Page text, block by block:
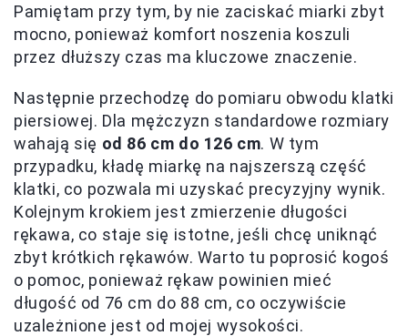
Pamiętam przy tym, by nie zaciskać miarki zbyt
mocno, ponieważ komfort noszenia koszuli
przez dłuższy czas ma kluczowe znaczenie.
Następnie przechodzę do pomiaru obwodu klatki
piersiowej. Dla mężczyzn standardowe rozmiary
wahają się od 86 cm do 126 cm. W tym
przypadku, kładę miarkę na najszerszą część
klatki, co pozwala mi uzyskać precyzyjny wynik.
Kolejnym krokiem jest zmierzenie długości
rękawa, co staje się istotne, jeśli chcę uniknąć
zbyt krótkich rękawów. Warto tu poprosić kogoś
o pomoc, ponieważ rękaw powinien mieć
długość od 76 cm do 88 cm, co oczywiście
uzależnione jest od mojej wysokości.